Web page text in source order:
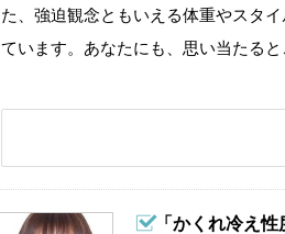
た、強迫観念ともいえる体重やスタ
ています。あなたにも、思い当たる
「かくれ冷え性